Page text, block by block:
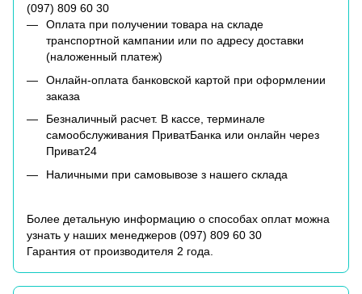
(097) 809 60 30
Оплата при получении товара на складе
транспортной кампании или по адресу доставки
(наложенный платеж)
Онлайн-оплата банковской картой при оформлении
заказа
Безналичный расчет. В кассе, терминале
самообслуживания ПриватБанка или онлайн через
Приват24
Наличными при самовывозе з нашего склада
Более детальную информацию о способах оплат можна
узнать у наших менеджеров (097) 809 60 30
Гарантия от производителя 2 года.